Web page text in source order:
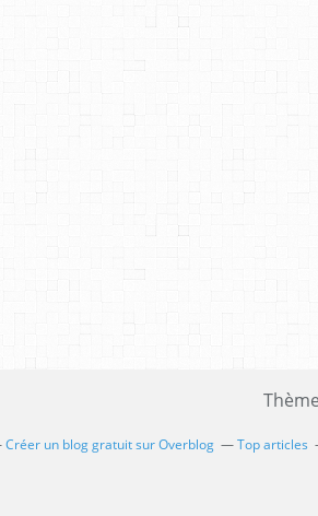
Créer un blog gratuit sur Overblog Top articles